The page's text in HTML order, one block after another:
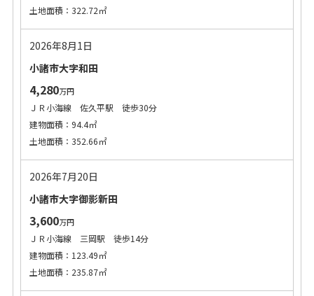
土地面積：322.72㎡
2026年8月1日
小諸市大字和田
4,280万円
ＪＲ小海線 佐久平駅 徒歩30分
建物面積：94.4㎡
土地面積：352.66㎡
2026年7月20日
小諸市大字御影新田
3,600万円
ＪＲ小海線 三岡駅 徒歩14分
建物面積：123.49㎡
土地面積：235.87㎡